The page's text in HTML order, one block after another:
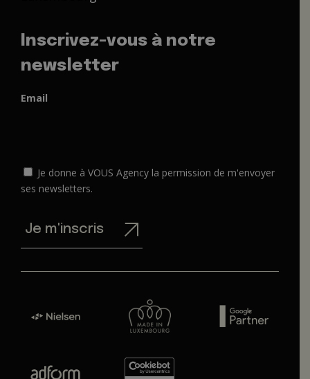
Inscrivez-vous à notre
newsletter
Email
Je donne à VOUS Agency la permission de m'envoyer
ses newsletters.
Je m'inscris